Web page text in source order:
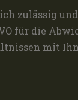
zulässig
für die
mit